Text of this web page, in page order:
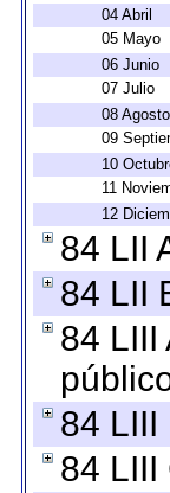
04 Abril
05 Mayo
06 Junio
07 Julio
08 Agosto
09
10
11
12
84 LII
84 LII
84 LIII
84 LIII
84 LIII